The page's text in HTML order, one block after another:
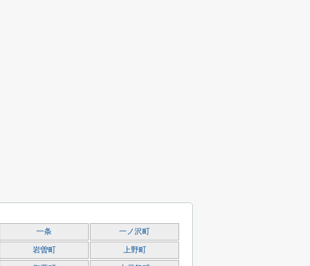
一条 一ノ沢町
岩曽町 上野町